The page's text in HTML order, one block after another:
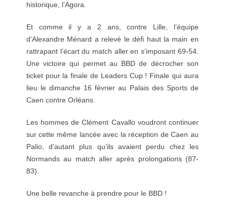
historique, l’Agora.
Et comme il y a 2 ans, contre Lille, l’équipe
d’Alexandre Ménard a relevé le défi haut la main en
rattrapant l’écart du match aller en s’imposant 69-54.
Une victoire qui permet au BBD de décrocher son
ticket pour la finale de Leaders Cup ! Finale qui aura
lieu le dimanche 16 février au Palais des Sports de
Caen contre Orléans.
Les hommes de Clément Cavallo voudront continuer
sur cette même lancée avec la réception de Caen au
Palio, d’autant plus qu’ils avaient perdu chez les
Normands au match aller après prolongations (87-
83).
Une belle revanche à prendre pour le BBD !